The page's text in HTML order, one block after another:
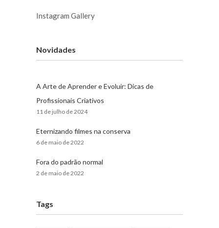
Instagram Gallery
Novidades
A Arte de Aprender e Evoluir: Dicas de
Profissionais Criativos
11 de julho de 2024
Eternizando filmes na conserva
6 de maio de 2022
Fora do padrão normal
2 de maio de 2022
Tags